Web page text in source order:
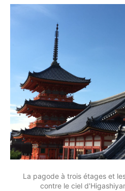
La pagode à trois étages et
contre le ciel